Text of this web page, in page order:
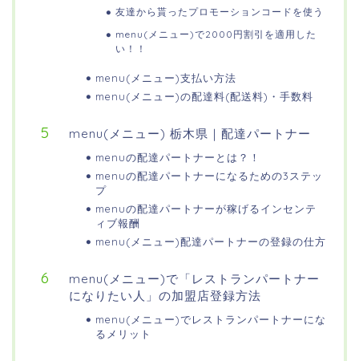
友達から貰ったプロモーションコードを使う
menu(メニュー)で2000円割引を適用した
い！！
menu(メニュー)支払い方法
menu(メニュー)の配達料(配送料)・手数料
menu(メニュー) 栃木県｜配達パートナー
menuの配達パートナーとは？！
menuの配達パートナーになるための3ステッ
プ
menuの配達パートナーが稼げるインセンテ
ィブ報酬
menu(メニュー)配達パートナーの登録の仕方
menu(メニュー)で「レストランパートナー
になりたい人」の加盟店登録方法
menu(メニュー)でレストランパートナーにな
るメリット